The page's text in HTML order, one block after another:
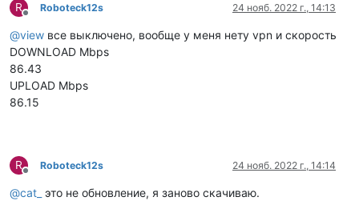
R
Не в сети
Roboteck12s 24 нояб. 2022 г., 14:13
@view все выключено, вообще у меня нету vpn и скорость
DOWNLOAD Mbps
86.43
UPLOAD Mbps
86.15
R
Не в сети
Roboteck12s 24 нояб. 2022 г., 14:14
@cat_ это не обновление, я заново скачиваю.